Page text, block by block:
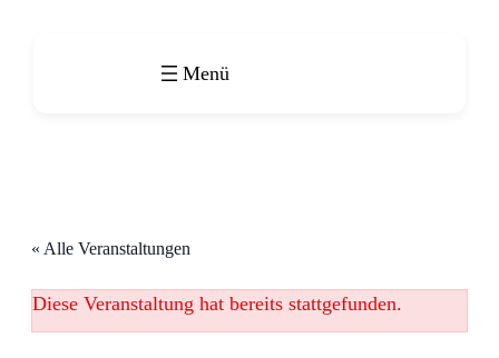
« Alle Veranstaltungen
Diese Veranstaltung hat bereits stattgefunden.